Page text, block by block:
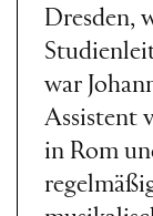
Dresden,
war
Assistent
in Rom